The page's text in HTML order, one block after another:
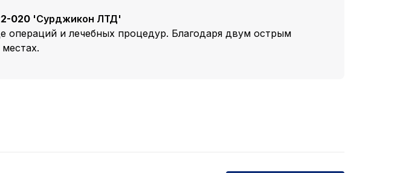
020 'Сурджикон ЛТД'
операций и лечебных процедур. Благодаря двум острым